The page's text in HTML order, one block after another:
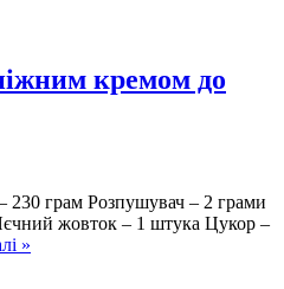
кремом до
230 грам Розпушувач – 2 грами
жовток – 1 штука Цукор –
»